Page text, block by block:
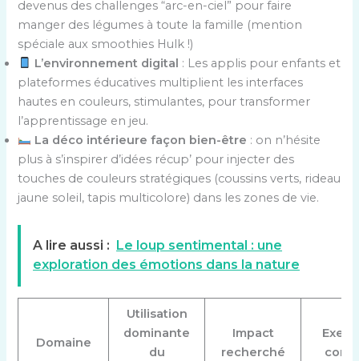
devenus des challenges “arc-en-ciel” pour faire
manger des légumes à toute la famille (mention
spéciale aux smoothies Hulk !)
L’environnement digital : Les applis pour enfants et
plateformes éducatives multiplient les interfaces
hautes en couleurs, stimulantes, pour transformer
l’apprentissage en jeu.
La déco intérieure façon bien-être : on n’hésite
plus à s’inspirer d’idées récup’ pour injecter des
touches de couleurs stratégiques (coussins verts, rideau
jaune soleil, tapis multicolore) dans les zones de vie.
A lire aussi :
Le loup sentimental : une
exploration des émotions dans la nature
Domaine
Utilisation
dominante
du
Impact
recherché